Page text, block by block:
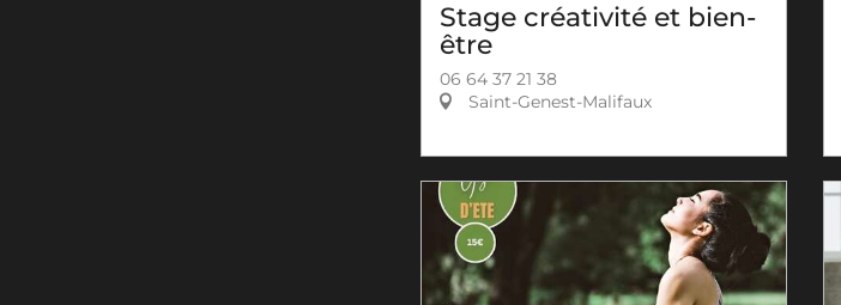
Stage créativité et bien-
être
06 64 37 21 38
Saint-Genest-Malifaux